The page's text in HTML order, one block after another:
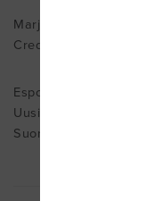
Marjo Bergdahl-Härkönen
Cred. MDT
Espoo
Uusimaa 2660
Suomi